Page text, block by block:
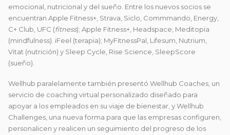
emocional, nutricional y del sueño. Entre los nuevos socios se
encuentran Apple Fitness+, Strava, Siclo, Commmando, Energy,
C+ Club, UFC (fitness); Apple Fitness+, Headspace, Meditopia
(mindfulness). iFeel (terapia); MyFitnessPal, Lifesum, Nutrium,
Vitat (nutrición) y Sleep Cycle, Rise Science, SleepScore
(sueño).
Wellhub paralelamente también presentó Wellhub Coaches, un
servicio de coaching virtual personalizado diseñado para
apoyar a los empleados en su viaje de bienestar, y Wellhub
Challenges, una nueva forma para que las empresas configuren,
personalicen y realicen un seguimiento del progreso de los